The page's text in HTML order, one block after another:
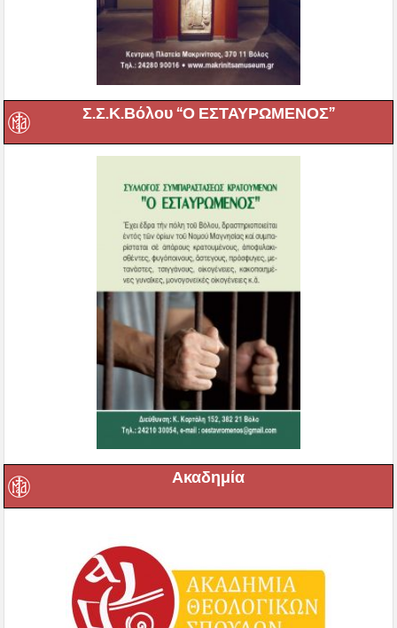
Σ.Σ.Κ.Βόλου “Ο ΕΣΤΑΥΡΩΜΕΝΟΣ”
Ακαδημία